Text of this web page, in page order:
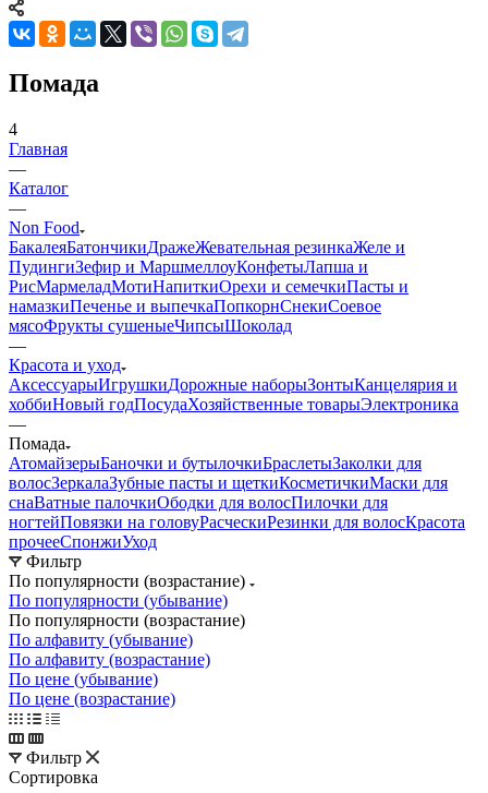
Помада
4
Главная
—
Каталог
—
Non Food
БакалеяБатончикиДражеЖевательная резинкаЖеле и
ПудингиЗефир и МаршмеллоуКонфетыЛапша и
РисМармеладМотиНапиткиОрехи и семечкиПасты и
намазкиПеченье и выпечкаПопкорнСнекиСоевое
мясоФрукты сушеныеЧипсыШоколад
—
Красота и уход
АксессуарыИгрушкиДорожные наборыЗонтыКанцелярия и
хоббиНовый годПосудаХозяйственные товарыЭлектроника
—
Помада
АтомайзерыБаночки и бутылочкиБраслетыЗаколки для
волосЗеркалаЗубные пасты и щеткиКосметичкиМаски для
снаВатные палочкиОбодки для волосПилочки для
ногтейПовязки на головуРасческиРезинки для волосКрасота
прочееСпонжиУход
Фильтр
По популярности (возрастание)
По популярности (убывание)
По популярности (возрастание)
По алфавиту (убывание)
По алфавиту (возрастание)
По цене (убывание)
По цене (возрастание)
Фильтр
Сортировка